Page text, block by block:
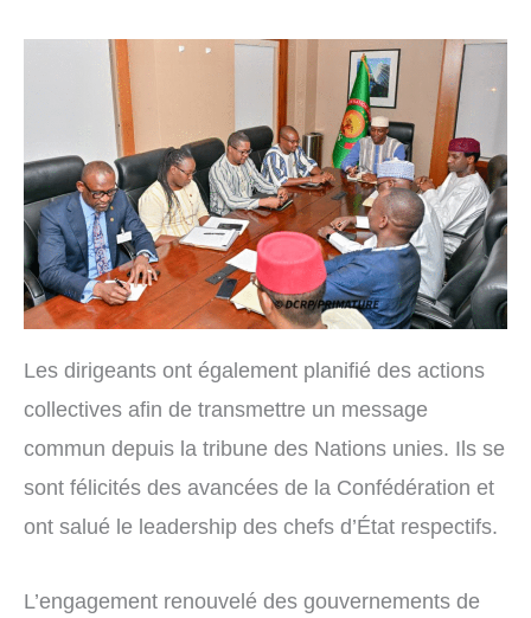
Les dirigeants ont également planifié des actions
collectives afin de transmettre un message
commun depuis la tribune des Nations unies. Ils se
sont félicités des avancées de la Confédération et
ont salué le leadership des chefs d’État respectifs.
L’engagement renouvelé des gouvernements de